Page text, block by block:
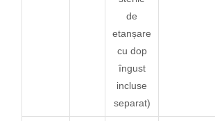
de
etanșare
cu dop
îngust
incluse
separat)